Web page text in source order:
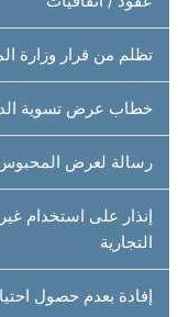
تظلم من قرار وزارة
خطاب عرض تسوية
رسالة لعرض
إنذار على استخدام
التجارية
إفادة بعدم حصول